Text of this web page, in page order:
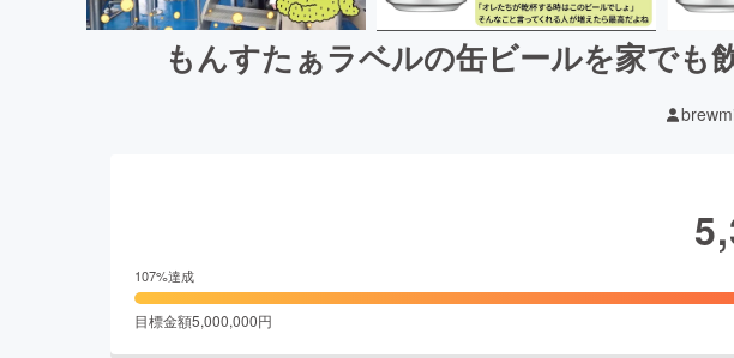
もんすたぁラベルの缶ビールを家でも
107%達成
目標金額5,000,000円